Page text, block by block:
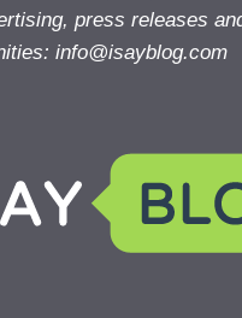
press releases
info@isayblog.com